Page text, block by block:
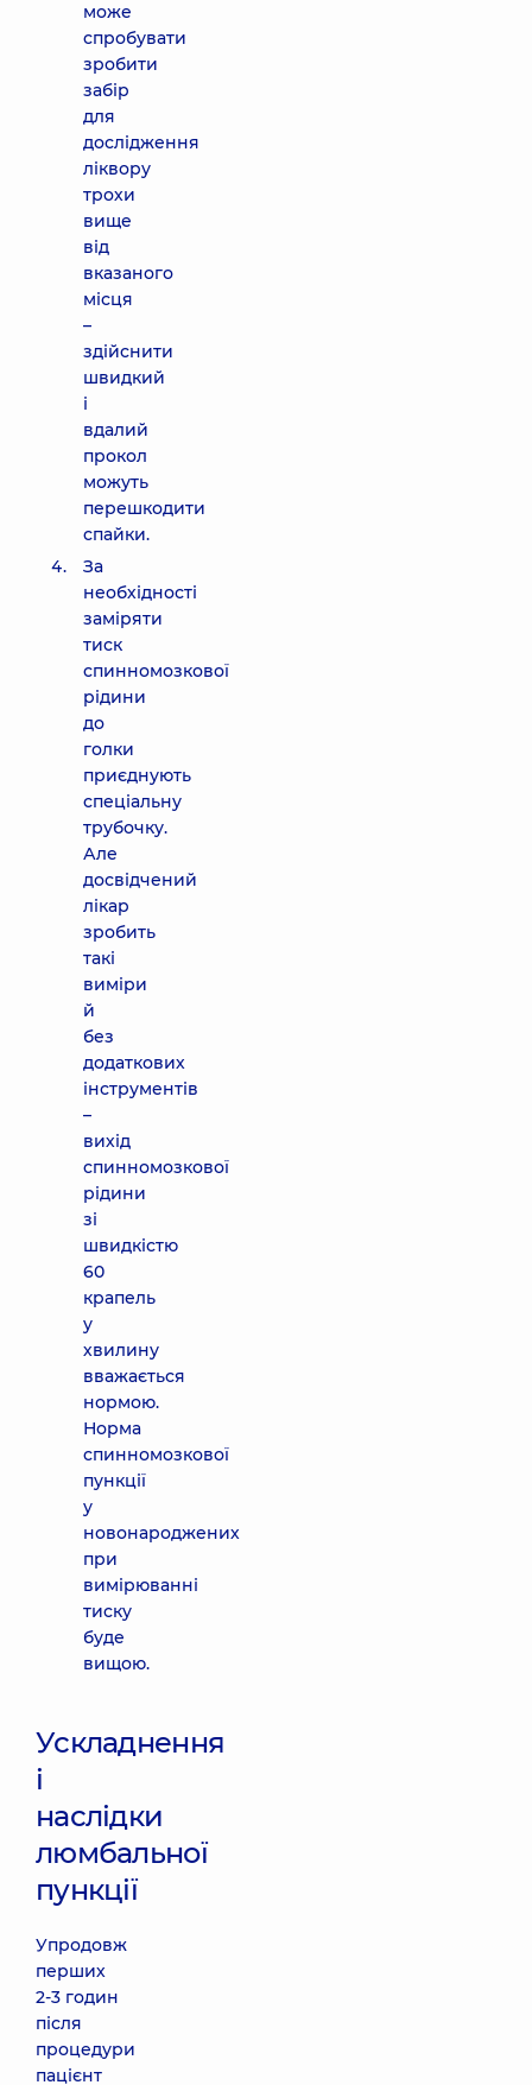
може
спробувати
зробити
забір
для
дослідження
ліквору
трохи
вище
від
вказаного
місця
–
здійснити
швидкий
і
вдалий
прокол
можуть
перешкодити
спайки.
За
необхідності
заміряти
тиск
спинномозкової
рідини
до
голки
приєднують
спеціальну
трубочку.
Але
досвідчений
лікар
зробить
такі
виміри
й
без
додаткових
інструментів
–
вихід
спинномозкової
рідини
зі
швидкістю
60
крапель
у
хвилину
вважається
нормою.
Норма
спинномозкової
пункції
у
новонароджених
при
вимірюванні
тиску
буде
вищою.
Ускладнення
і
наслідки
люмбальної
пункції
Упродовж
перших
2-3 годин
після
процедури
пацієнт